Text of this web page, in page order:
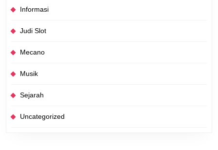
Informasi
Judi Slot
Mecano
Musik
Sejarah
Uncategorized